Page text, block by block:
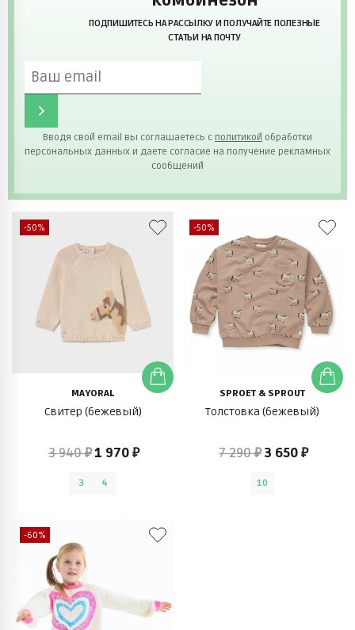
ПОДПИШИТЕСЬ НА РАССЫЛКУ И ПОЛУЧАЙТЕ ПОЛЕЗНЫЕ
СТАТЬИ НА ПОЧТУ
Вводя свой email вы соглашаетесь с политикой обработки
персональных данных и даете согласие на получение рекламных
сообщений
-50%
MAYORAL
Свитер (бежевый)
3 940 ₽1 970 ₽
3 4
-50%
SPROET & SPROUT
Толстовка (бежевый)
7 290 ₽3 650 ₽
10
-60%